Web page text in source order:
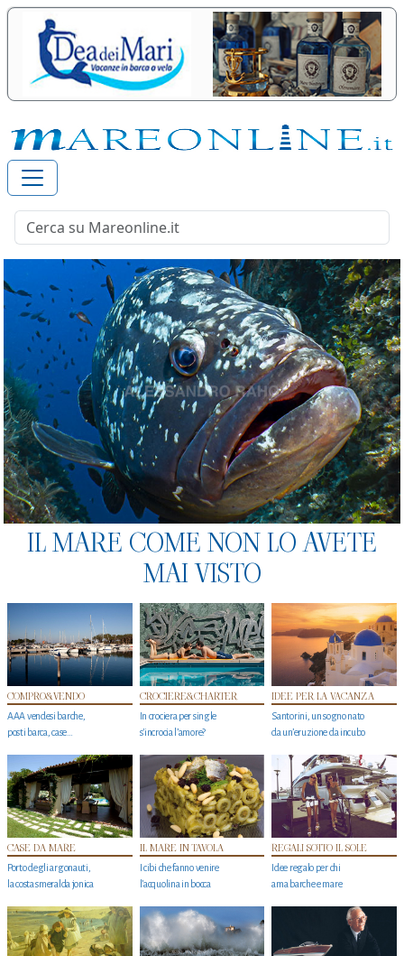
IL MARE COME NON LO AVETE
MAI VISTO
COMPRO&VENDO
AAA vendesi barche,
posti barca, case…
CROCIERE&CHARTER
In crociera per single
s'incrocia l’amore?
IDEE PER LA VACANZA
Santorini, un sogno nato
da un’eruzione da incubo
CASE DA MARE
Porto degli argonauti,
la costa smeralda jonica
IL MARE IN TAVOLA
I cibi che fanno venire
l’acquolina in bocca
REGALI SOTTO IL SOLE
Idee regalo per chi
ama barche e mare